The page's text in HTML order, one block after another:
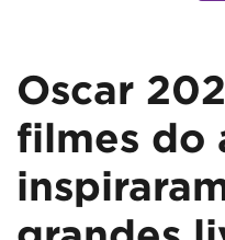
Oscar
filmes do